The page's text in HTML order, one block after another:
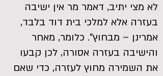
לא מצי יתיב, דאמר מר אין ישיבה
בעזרה אלא למלכי בית דוד בלבד,
אמרינן – מבחוץ". כלומר, מאחר
והישיבה בעזרה אסורה, לכן קבעו
את השמירה מחוץ לעזרה, כדי שאם